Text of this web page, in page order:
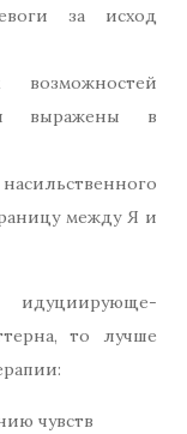
за исход
выражены в
между Я и
то лучше
чувств